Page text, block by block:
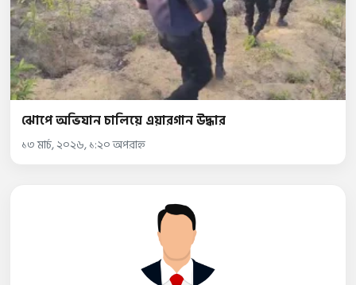
ঝোপে অভিযান চালিয়ে এয়ারগান উদ্ধার
১৩ মার্চ, ২০২৬, ১:২০ অপরাহ্ন